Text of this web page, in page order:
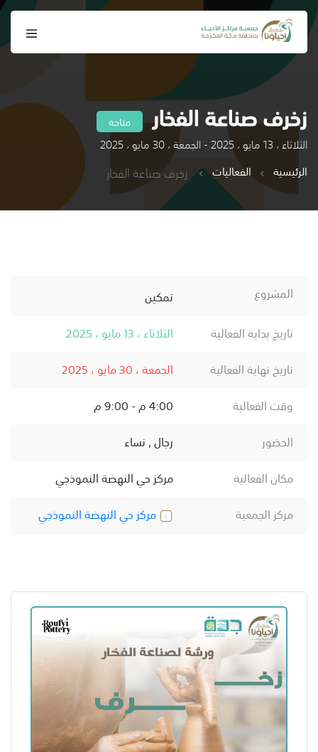
زخرف صناعة الفخار متاحة
الثلاثاء ، 13 مايو ، 2025 - الجمعة ، 30 مايو ، 2025
الرئيسية
الفعاليات زخرف صناعة الفخار
المشروع
تمكين
تاريخ بداية الفعالية
الثلاثاء ، 13 مايو ، 2025
تاريخ نهاية الفعالية
الجمعة ، 30 مايو ، 2025
وقت الفعالية
4:00 م - 9:00 م
الحضور
رجال , نساء
مكان الفعالية
مركز حي النهضة النموذجي
مركز الجمعية
مركز حي النهضة النموذجي